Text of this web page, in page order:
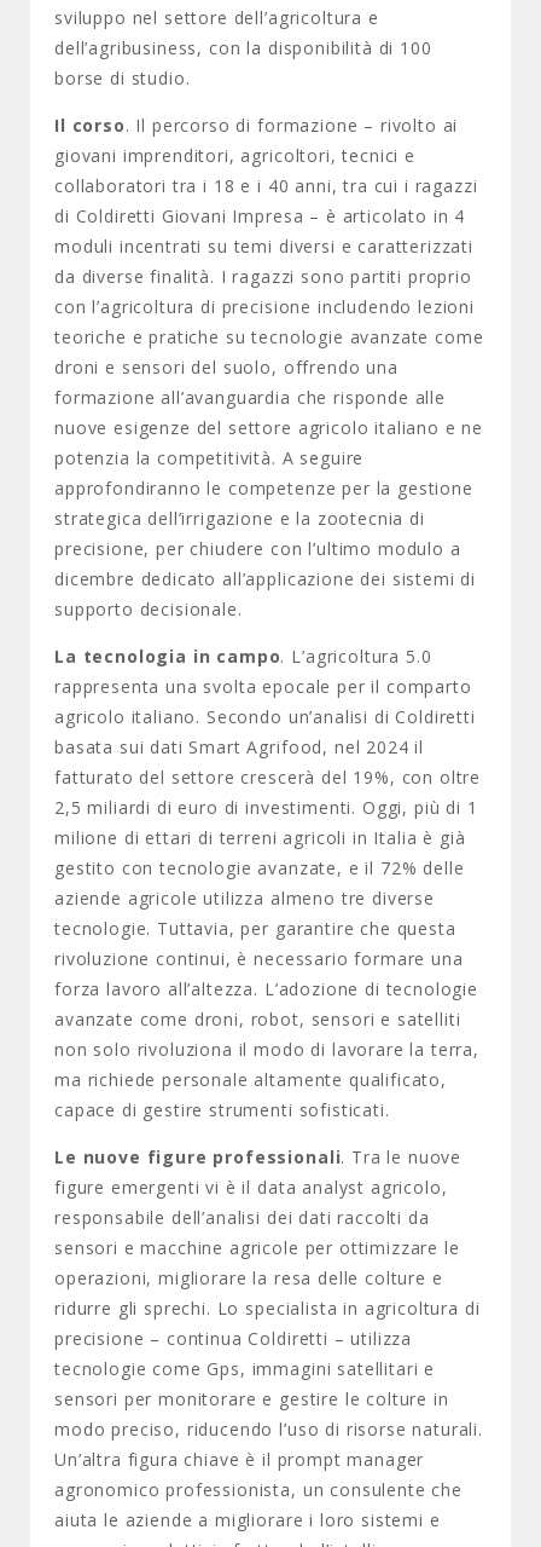
sviluppo nel settore dell’agricoltura e
dell’agribusiness, con la disponibilità di 100
borse di studio.
Il corso. Il percorso di formazione – rivolto ai
giovani imprenditori, agricoltori, tecnici e
collaboratori tra i 18 e i 40 anni, tra cui i ragazzi
di Coldiretti Giovani Impresa – è articolato in 4
moduli incentrati su temi diversi e caratterizzati
da diverse finalità. I ragazzi sono partiti proprio
con l’agricoltura di precisione includendo lezioni
teoriche e pratiche su tecnologie avanzate come
droni e sensori del suolo, offrendo una
formazione all’avanguardia che risponde alle
nuove esigenze del settore agricolo italiano e ne
potenzia la competitività. A seguire
approfondiranno le competenze per la gestione
strategica dell’irrigazione e la zootecnia di
precisione, per chiudere con l’ultimo modulo a
dicembre dedicato all’applicazione dei sistemi di
supporto decisionale.
La tecnologia in campo. L’agricoltura 5.0
rappresenta una svolta epocale per il comparto
agricolo italiano. Secondo un’analisi di Coldiretti
basata sui dati Smart Agrifood, nel 2024 il
fatturato del settore crescerà del 19%, con oltre
2,5 miliardi di euro di investimenti. Oggi, più di 1
milione di ettari di terreni agricoli in Italia è già
gestito con tecnologie avanzate, e il 72% delle
aziende agricole utilizza almeno tre diverse
tecnologie. Tuttavia, per garantire che questa
rivoluzione continui, è necessario formare una
forza lavoro all’altezza. L’adozione di tecnologie
avanzate come droni, robot, sensori e satelliti
non solo rivoluziona il modo di lavorare la terra,
ma richiede personale altamente qualificato,
capace di gestire strumenti sofisticati.
Le nuove figure professionali. Tra le nuove
figure emergenti vi è il data analyst agricolo,
responsabile dell’analisi dei dati raccolti da
sensori e macchine agricole per ottimizzare le
operazioni, migliorare la resa delle colture e
ridurre gli sprechi. Lo specialista in agricoltura di
precisione – continua Coldiretti – utilizza
tecnologie come Gps, immagini satellitari e
sensori per monitorare e gestire le colture in
modo preciso, riducendo l’uso di risorse naturali.
Un’altra figura chiave è il prompt manager
agronomico professionista, un consulente che
aiuta le aziende a migliorare i loro sistemi e